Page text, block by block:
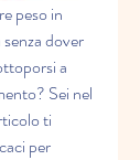
peso in
dover
a
Sei nel
ti
per